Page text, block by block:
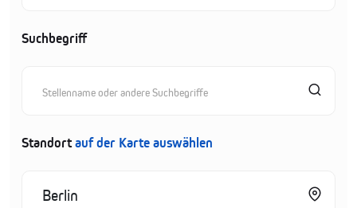
Suchbegriff
Standortauf der Karte auswählen